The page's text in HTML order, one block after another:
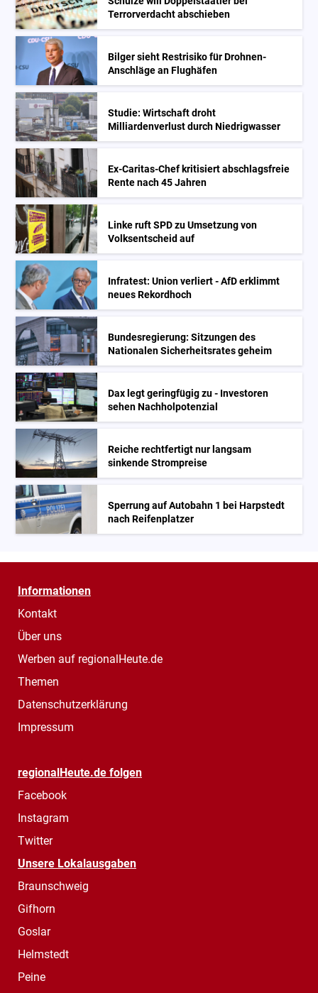
Terrorverdacht abschieben
Bilger sieht Restrisiko für Drohnen-
Anschläge an Flughäfen
Studie: Wirtschaft droht
Milliardenverlust durch Niedrigwasser
Ex-Caritas-Chef kritisiert abschlagsfreie
Rente nach 45 Jahren
Linke ruft SPD zu Umsetzung von
Volksentscheid auf
Infratest: Union verliert - AfD erklimmt
neues Rekordhoch
Bundesregierung: Sitzungen des
Nationalen Sicherheitsrates geheim
Dax legt geringfügig zu - Investoren
sehen Nachholpotenzial
Reiche rechtfertigt nur langsam
sinkende Strompreise
Sperrung auf Autobahn 1 bei Harpstedt
nach Reifenplatzer
Informationen
Kontakt
Über uns
Werben auf regionalHeute.de
Themen
Datenschutzerklärung
Impressum
regionalHeute.de folgen
Facebook
Instagram
Twitter
Unsere Lokalausgaben
Braunschweig
Gifhorn
Goslar
Helmstedt
Peine